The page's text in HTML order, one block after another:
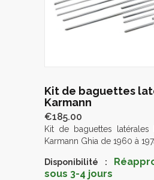
Kit de baguettes
Karmann
€185.00
Kit de baguettes latérales
Karmann Ghia de 1960 à
Disponibilité :
sous 3-4 jours